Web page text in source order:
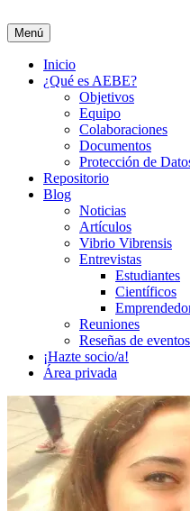
al
contenido
Asociación de Estudiantes de
Menú
Inicio
¿Qué es AEBE?
Objetivos
Equipo
Colaboraciones
Documentos
Protección de
Repositorio
Blog
Noticias
Artículos
Vibrio Vibrensis
Entrevistas
Estudiantes
Científicos
Reuniones
Reseñas de eventos
¡Hazte socio/a!
Área privada